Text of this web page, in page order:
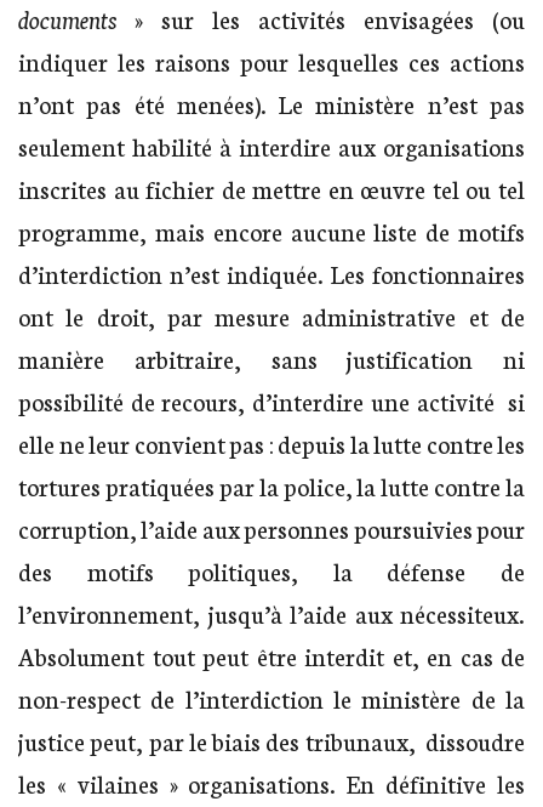
documents » sur les activités envisagées (ou
indiquer les raisons pour lesquelles ces actions
n’ont pas été menées). Le ministère n’est pas
seulement habilité à interdire aux organisations
inscrites au fichier de mettre en œuvre tel ou tel
programme, mais encore aucune liste de motifs
d’interdiction n’est indiquée. Les fonctionnaires
ont le droit, par mesure administrative et de
manière arbitraire, sans justification ni
possibilité de recours, d’interdire une activité si
elle ne leur convient pas : depuis la lutte contre les
tortures pratiquées par la police, la lutte contre la
corruption, l’aide aux personnes poursuivies pour
des motifs politiques, la défense de
l’environnement, jusqu’à l’aide aux nécessiteux.
Absolument tout peut être interdit et, en cas de
non-respect de l’interdiction le ministère de la
justice peut, par le biais des tribunaux, dissoudre
les « vilaines » organisations. En définitive les